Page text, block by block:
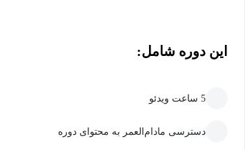
این دوره شامل:
5 ساعت ویدئو
دسترسی مادام‌العمر به محتوای دوره